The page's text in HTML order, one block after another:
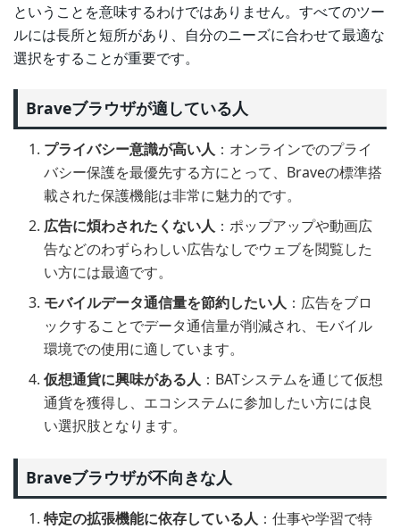
ということを意味するわけではありません。すべてのツー
ルには長所と短所があり、自分のニーズに合わせて最適な
選択をすることが重要です。
Braveブラウザが適している人
プライバシー意識が高い人 ：オンラインでのプライ
バシー保護を最優先する方にとって、Braveの標準搭
載された保護機能は非常に魅力的です。
広告に煩わされたくない人 ：ポップアップや動画広
告などのわずらわしい広告なしでウェブを閲覧した
い方には最適です。
モバイルデータ通信量を節約したい人 ：広告をブロ
ックすることでデータ通信量が削減され、モバイル
環境での使用に適しています。
仮想通貨に興味がある人 ：BATシステムを通じて仮想
通貨を獲得し、エコシステムに参加したい方には良
い選択肢となります。
Braveブラウザが不向きな人
特定の拡張機能に依存している人 ：仕事や学習で特